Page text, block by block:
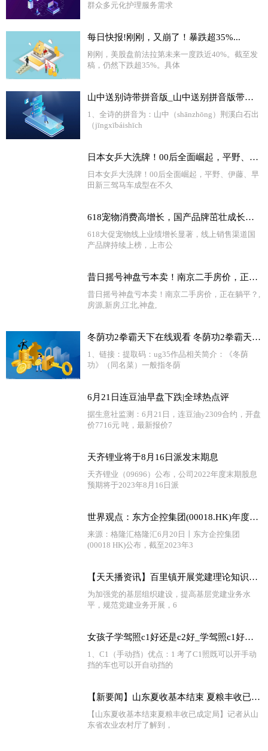
群众多元化护理服务需求
每日快报!刚刚，又崩了！暴跌超35%...
刚刚，美股盘前法拉第未来一度跌近40%。截至发
稿，仍然下跌超35%。具体
山中送别诗带拼音版_山中送别拼音版带拼音 天天新要闻
1、全诗的拼音为：山中（shānzhōng）荆溪白石出
（jīngxībáishīch
日本女乒大洗牌！00后全面崛起，平野、伊藤、早田新三驾马车成型
日本女乒大洗牌！00后全面崛起，平野、伊藤、早
田新三驾马车成型在不久
618宠物消费高增长，国产品牌茁壮成长中|全球新资讯
618大促宠物线上业绩增长显著，线上销售渠道国
产品牌持续上榜，上市公
昔日摇号神盘亏本卖！南京二手房价，正在躺平？-当前快报
昔日摇号神盘亏本卖！南京二手房价，正在躺平？,
房源,新房,江北,神盘,
冬荫功2拳霸天下在线观看 冬荫功2拳霸天下迅雷下载
1、链接：提取码：ug35作品相关简介：《冬荫
功》（同名菜）一般指冬荫
6月21日连豆油早盘下跌|全球热点评
据生意社监测：6月21日，连豆油y2309合约，开盘
价7716元 吨，最新报价7
天齐锂业将于8月16日派发末期息
天齐锂业（09696）公布，公司2022年度末期股息
预期将于2023年8月16日派
世界观点：东方企控集团(00018.HK)年度纯利微降0.11%至1.67亿港元
来源：格隆汇格隆汇6月20日丨东方企控集团
(00018 HK)公布，截至2023年3
【天天播资讯】百里镇开展党建理论知识测试“把脉”党建员业务能力
为加强党的基层组织建设，提高基层党建业务水
平，规范党建业务开展，6
女孩子学驾照c1好还是c2好_学驾照c1好还是c2好
1、C1（手动挡）优点：1 考了C1照既可以开手动
挡的车也可以开自动挡的
【新要闻】山东夏收基本结束 夏粮丰收已成定局
【山东夏收基本结束夏粮丰收已成定局】记者从山
东省农业农村厅了解到，